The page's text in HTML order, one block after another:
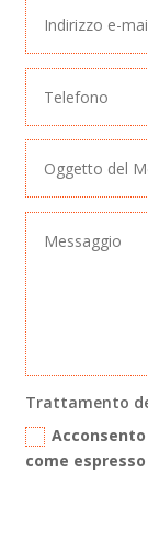
Trattamento
come